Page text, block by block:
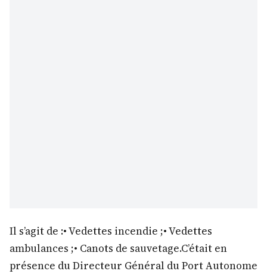
Il s’agit de :• Vedettes incendie ;• Vedettes
ambulances ;• Canots de sauvetage.C’était en
présence du Directeur Général du Port Autonome